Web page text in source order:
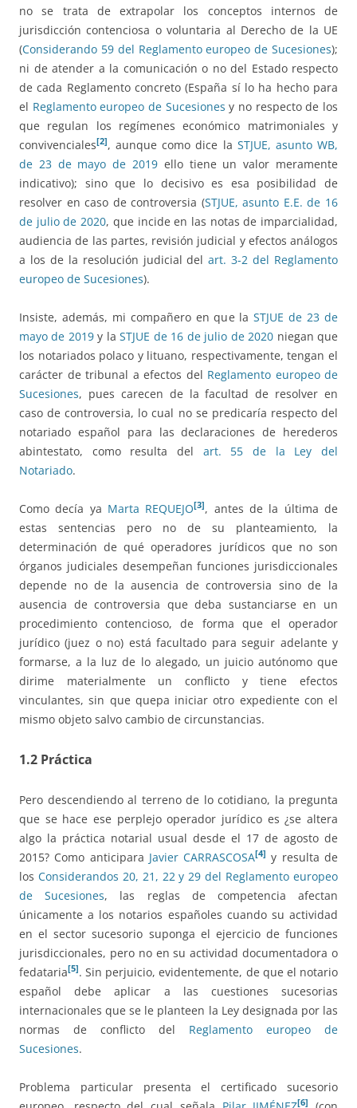
no se trata de extrapolar los conceptos internos de
jurisdicción contenciosa o voluntaria al Derecho de la UE
(Considerando 59 del Reglamento europeo de Sucesiones);
ni de atender a la comunicación o no del Estado respecto
de cada Reglamento concreto (España sí lo ha hecho para
el Reglamento europeo de Sucesiones y no respecto de los
que regulan los regímenes económico matrimoniales y
convivenciales[2], aunque como dice la STJUE, asunto WB,
de 23 de mayo de 2019 ello tiene un valor meramente
indicativo); sino que lo decisivo es esa posibilidad de
resolver en caso de controversia (STJUE, asunto E.E. de 16
de julio de 2020, que incide en las notas de imparcialidad,
audiencia de las partes, revisión judicial y efectos análogos
a los de la resolución judicial delart. 3-2 del Reglamento
europeo de Sucesiones).
Insiste, además, mi compañero en que laSTJUE de 23 de
mayo de 2019y laSTJUE de 16 de julio de 2020 niegan que
los notariados polaco y lituano, respectivamente, tengan el
carácter de tribunal a efectos del Reglamento europeo de
Sucesiones, pues carecen de la facultad de resolver en
caso de controversia, lo cual no se predicaría respecto del
notariado español para las declaraciones de herederos
abintestato, como resulta del art. 55 de la Ley del
Notariado.
Como decía ya Marta REQUEJO[3], antes de la última de
estas sentencias pero no de su planteamiento, la
determinación de qué operadores jurídicos que no son
órganos judiciales desempeñan funciones jurisdiccionales
depende no de la ausencia de controversia sino de la
ausencia de controversia que deba sustanciarse en un
procedimiento contencioso, de forma que el operador
jurídico (juez o no) está facultado para seguir adelante y
formarse, a la luz de lo alegado, un juicio autónomo que
dirime materialmente un conflicto y tiene efectos
vinculantes, sin que quepa iniciar otro expediente con el
mismo objeto salvo cambio de circunstancias.
1.2 Práctica
Pero descendiendo al terreno de lo cotidiano, la pregunta
que se hace ese perplejo operador jurídico es ¿se altera
algo la práctica notarial usual desde el 17 de agosto de
2015? Como anticipara Javier CARRASCOSA[4] y resulta de
los Considerandos 20, 21, 22 y 29 del Reglamento europeo
de Sucesiones, las reglas de competencia afectan
únicamente a los notarios españoles cuando su actividad
en el sector sucesorio suponga el ejercicio de funciones
jurisdiccionales, pero no en su actividad documentadora o
fedataria[5]. Sin perjuicio, evidentemente, de que el notario
español debe aplicar a las cuestiones sucesorias
internacionales que se le planteen la Ley designada por las
normas de conflicto del Reglamento europeo de
Sucesiones.
Problema particular presenta el certificado sucesorio
[6]